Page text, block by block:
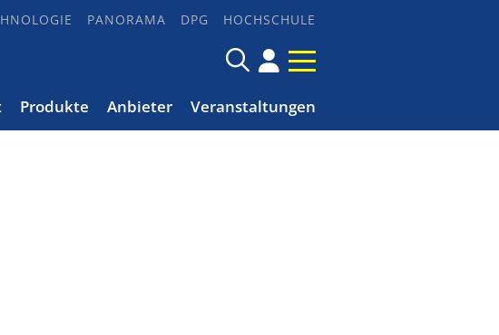
PANORAMA DPG HOCHSCHULE
Produkte Anbieter Veranstaltungen